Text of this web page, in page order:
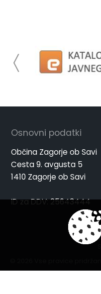
Osnovni podatki
Občina Zagorje ob Savi
Cesta 9. avgusta 5
1410 Zagorje ob Savi
ID za DDV: 25643444